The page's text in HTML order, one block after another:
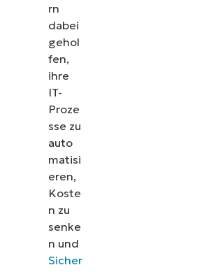
rn
dabei
gehol
fen,
ihre
IT-
Proze
sse zu
auto
matisi
eren,
Koste
n zu
senke
n und
Sicher